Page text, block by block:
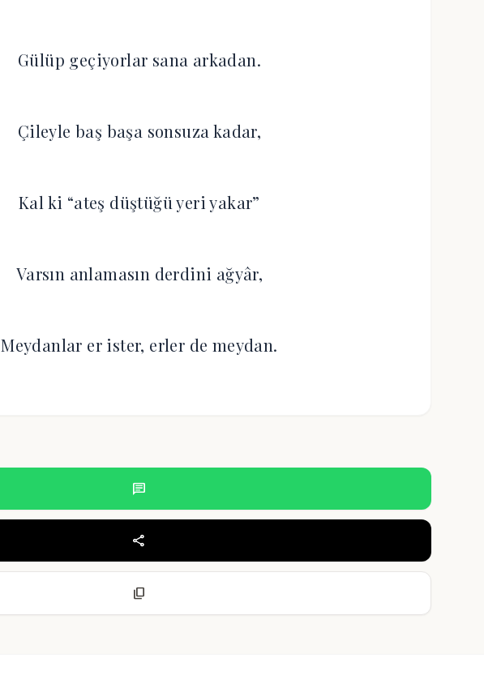
Gülüp geçiyorlar sana arkadan.
Çileyle baş başa sonsuza kadar,
Kal ki “ateş düştüğü yeri yakar”
Varsın anlamasın derdini ağyâr,
Meydanlar er ister, erler de meydan.
chat
share
content_copy